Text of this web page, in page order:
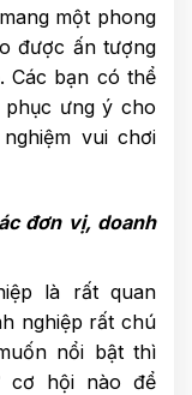
một phong
được ấn tượng
Các bạn có thể
ưng ý cho
vui chơi
đơn vị, doanh
là rất quan
nghiệp rất chú
nổi bật thì
cơ hội nào để